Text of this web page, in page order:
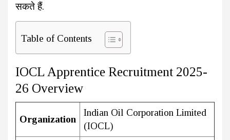
सकते हैं.
Table of Contents
IOCL Apprentice Recruitment 2025-
26 Overview
Organization
Indian Oil Corporation Limited
(IOCL)